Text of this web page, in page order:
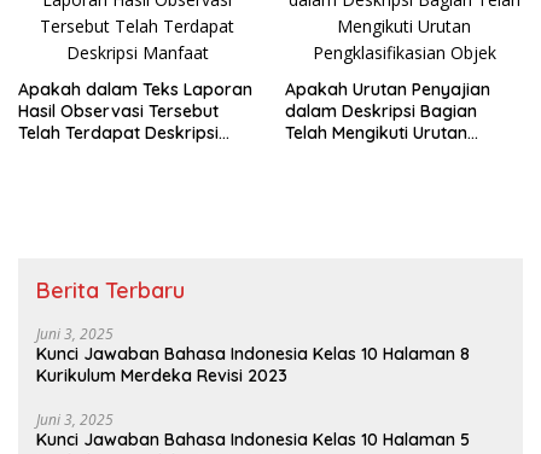
Apakah dalam Teks Laporan
Hasil Observasi Tersebut
Telah Terdapat Deskripsi
Apakah Urutan Penyajian
dalam Deskripsi Bagian
Telah Mengikuti Urutan
Berita Terbaru
Juni 3, 2025
Kunci Jawaban Bahasa Indonesia Kelas 10 Halaman 8
Kurikulum Merdeka Revisi 2023
Juni 3, 2025
Kunci Jawaban Bahasa Indonesia Kelas 10 Halaman 5